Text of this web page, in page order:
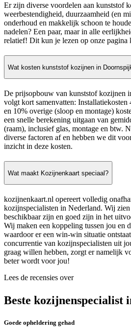
Er zijn diverse voordelen aan kunststof
weerbestendigheid, duurzaamheid (en
onderhoud en makkelijk schoon te
nadelen? Een paar, maar in alle
relatief! Dit kun je lezen op onze pagina
Wat kosten kunststof kozijnen in
De prijsopbouw van kunststof kozijnen
volgt kort samenvatten:
en 10% overige (sloop en montage)
een snelle berekening uitgaan van
(raam), inclusief glas, montage en btw.
diverse factoren af en hebben we dit
inzicht in deze kosten.
Wat maakt Kozijnenkaart speciaal?
kozijnenkaart.nl opereert volledig
kozijnspecialisten in Nederland. Wij
beschikbaar zijn en goed zijn in het
Wij maken een koppeling tussen jou en
waardoor er een win-win situatie
concurrentie van kozijnspecialisten uit
graag willen hebben, zorgt er namelijk
beter wordt voor jou!
Lees de recensies over
Beste kozijnenspecialist
Goede opheldering gehad